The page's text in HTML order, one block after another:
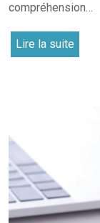
compréhension…
Lire la suite